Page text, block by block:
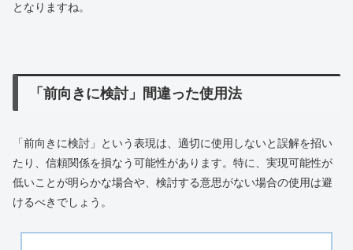
となりますね。
「前向きに検討」間違った使用法
「前向きに検討」という表現は、適切に使用しないと誤解を招い
たり、信頼関係を損なう可能性があります。特に、実現可能性が
低いことが明らかな場合や、検討する意思がない場合の使用は避
けるべきでしょう。